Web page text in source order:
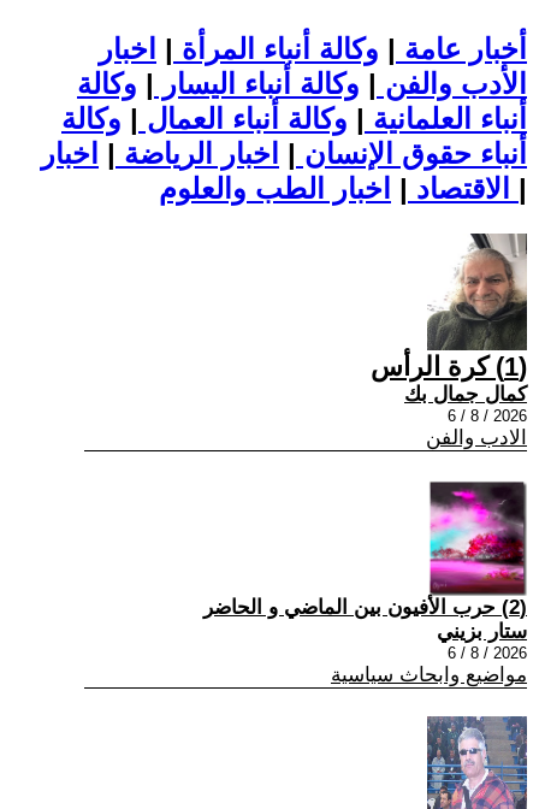
أخبار عامة | وكالة أنباء المرأة | اخبار
الأدب والفن | وكالة أنباء اليسار | وكالة
أنباء العلمانية | وكالة أنباء العمال | وكالة
أنباء حقوق الإنسان | اخبار الرياضة | اخبار
الاقتصاد | |
(1) كرة الرأس
كمال جمال بك
2026 / 8 / 6
الادب والفن
(2) حرب الأفيون بين الماضي و الحاضر
ستار بزيني
2026 / 8 / 6
مواضيع وابحاث سياسية